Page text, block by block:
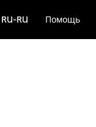
RU-RU Помощь